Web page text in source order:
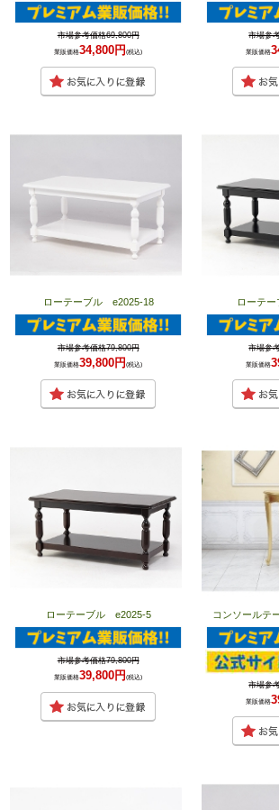
市場参考価格69,800円
業販価格34,800円(税込)
市場参
業販価格
ローテーブル e2025-18
市場参考価格79,800円
業販価格39,800円(税込)
ローテ
市場参
業販価格
ローテーブル e2025-5
市場参考価格79,800円
業販価格39,800円(税込)
コンソールテ
市場参
業販価格